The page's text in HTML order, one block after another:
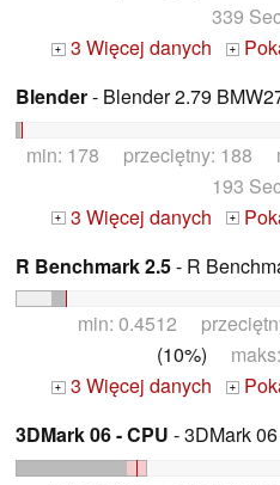
339
+ 3 Więcej danych +
Blender- Blender 2.79
min: 178 przeciętny: 188
193
+ 3 Więcej danych +
R Benchmark 2.5- R
min: 0.4512
(10%)
+ 3 Więcej danych +
3DMark 06 - CPU - 3DMark